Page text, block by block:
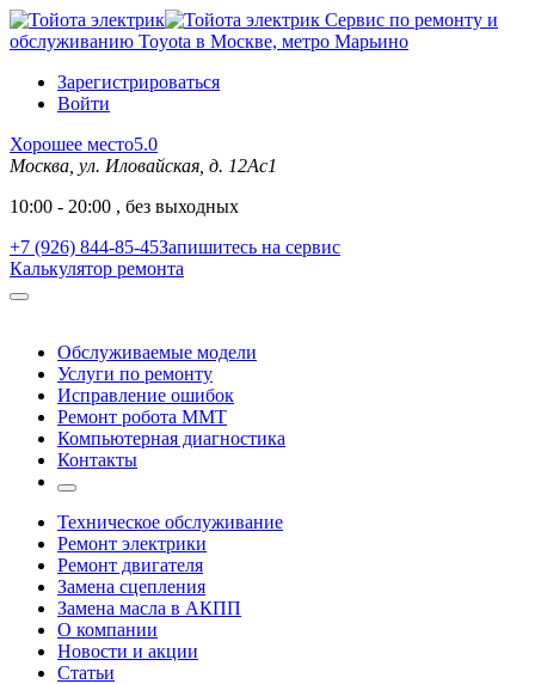
Сервис по ремонту и
обслуживанию Toyota в Москве, метро Марьино
Зарегистрироваться
Войти
Хорошее место5.0
Москва, ул. Иловайская, д. 12Ас1
10:00 - 20:00 , без выходных
+7 (926) 844-85-45Запишитесь на сервис
Калькулятор ремонта
Обслуживаемые модели
Услуги по ремонту
Исправление ошибок
Ремонт робота MMT
Компьютерная диагностика
Контакты
Техническое обслуживание
Ремонт электрики
Ремонт двигателя
Замена сцепления
Замена масла в АКПП
О компании
Новости и акции
Статьи